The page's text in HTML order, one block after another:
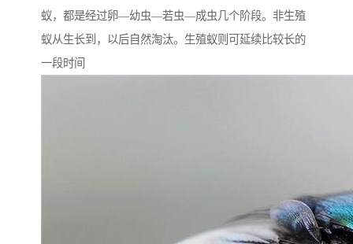
蚁，都是经过卵—幼虫—若虫—成虫几个阶段。非生殖
蚁从生长到，以后自然淘汰。生殖蚁则可延续比较长的
一段时间